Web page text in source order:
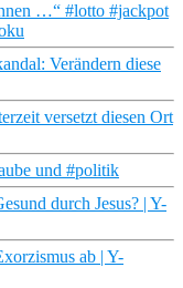
…“ #lotto #jackpot
Verändern diese
versetzt diesen Ort
und #politik
durch Jesus? | Y-
ab | Y-